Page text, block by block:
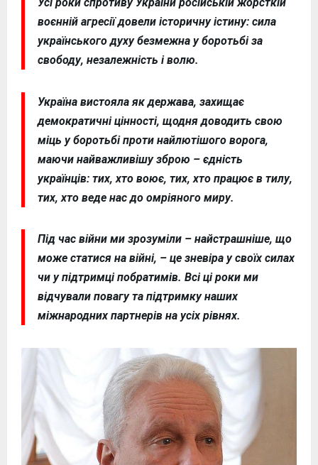
Усі роки спротиву України російській жорсткій
воєнній агресії довели історичну істину: сила
українського духу безмежна у боротьбі за
свободу, незалежність і волю.
Україна вистояла як держава, захищає
демократичні цінності, щодня доводить свою
міць у боротьбі проти найлютішого ворога,
маючи найважливішу зброю – єдність
українців: тих, хто воює, тих, хто працює в тилу,
тих, хто веде нас до омріяного миру.
Під час війни ми зрозуміли – найстрашніше, що
може статися на війні, – це зневіра у своїх силах
чи у підтримці побратимів. Всі ці роки ми
відчували повагу та підтримку наших
міжнародних партнерів на усіх рівнях.